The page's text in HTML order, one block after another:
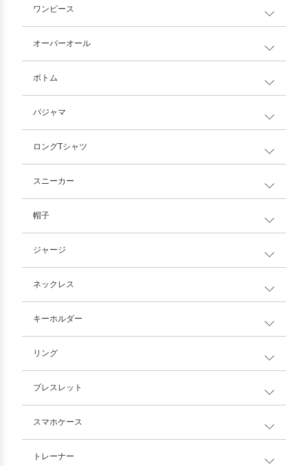
ワンピース
オーバーオール
ボトム
パジャマ
ロングTシャツ
スニーカー
帽子
ジャージ
ネックレス
キーホルダー
リング
ブレスレット
スマホケース
トレーナー